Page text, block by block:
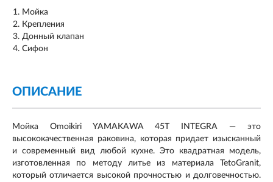
Мойка
Крепления
Донный клапан
Сифон
ОПИСАНИЕ
Мойка Omoikiri YAMAKAWA 45T INTEGRA — это
высококачественная раковина, которая придает изысканный
и современный вид любой кухне. Это квадратная модель,
изготовленная по методу литье из материала TetoGranit,
который отличается высокой прочностью и долговечностью.